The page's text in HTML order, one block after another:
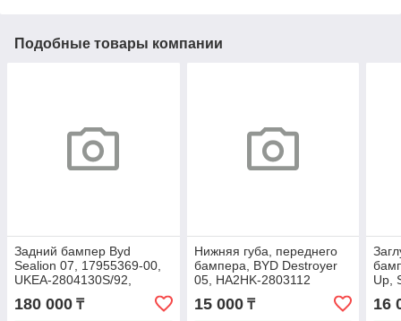
Подобные товары компании
Задний бампер Byd
Sealion 07, 17955369-00,
UKEA-2804130S/92,
180 000 ₸
Нижняя губа, переднего
бампера, BYD Destroyer
05, HA2HK-2803112
15 000₸
Up,
16